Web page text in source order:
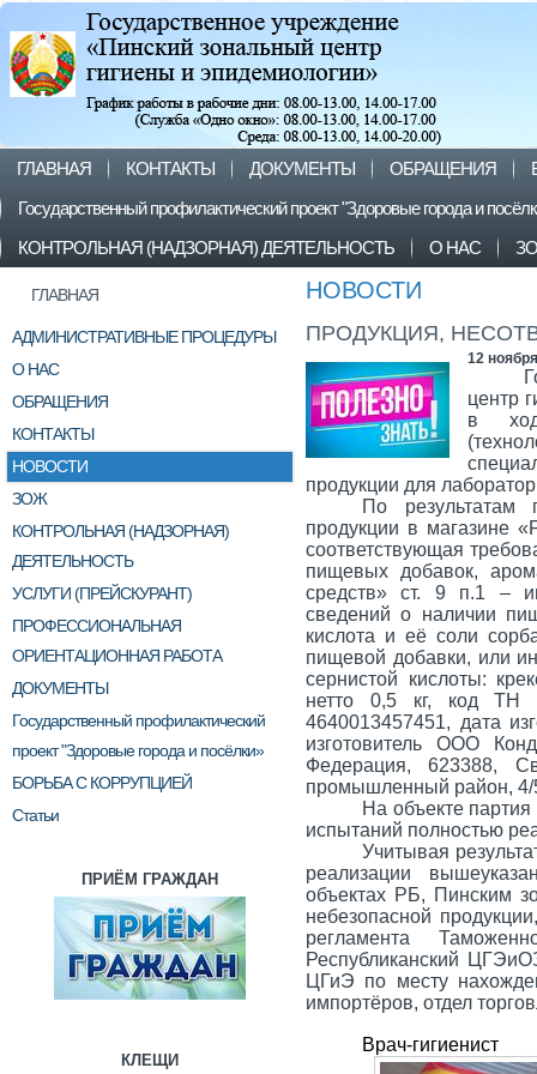
ГЛАВНАЯ КОНТАКТЫ ДОКУМЕНТЫ ОБРАЩЕНИЯ
Государственный профилактический проект "Здоровые города и
КОНТРОЛЬНАЯ (НАДЗОРНАЯ) ДЕЯТЕЛЬНОСТЬ
О НАС
ГЛАВНАЯ
АДМИНИСТРАТИВНЫЕ ПРОЦЕДУРЫ
О НАС
ОБРАЩЕНИЯ
КОНТАКТЫ
НОВОСТИ
ЗОЖ
КОНТРОЛЬНАЯ (НАДЗОРНАЯ)
ДЕЯТЕЛЬНОСТЬ
УСЛУГИ (ПРЕЙСКУРАНТ)
ПРОФЕССИОНАЛЬНАЯ
ОРИЕНТАЦИОННАЯ РАБОТА
ДОКУМЕНТЫ
Государственный профилактический
проект "Здоровые города и посёлки»
БОРЬБА С КОРРУПЦИЕЙ
Статьи
ПРИЁМ ГРАЖДАН
КЛЕЩИ
НОВОСТИ
ПРОДУКЦИЯ,
12
центр
в
продукции для
По результатам
продукции в магазине «
соответствующая
пищевых добавок,
средств» ст. 9 п.1 –
сведений о наличии
кислота и её соли
пищевой добавки, или
сернистой кислоты:
нетто 0,5 кг, код
4640013457451, дата
изготовитель ООО
Федерация, 623388,
промышленный район, 4/
На объекте
испытаний полностью
Учитывая
реализации
объектах РБ, Пинским
небезопасной
регламента
Республиканский
ЦГиЭ по месту
импортёров, отдел
Врач-